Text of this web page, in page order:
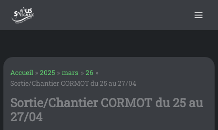
principal
contenu
Accueil 2025 mars
26
Sortie/Chantier CORMOT du 25 au 27/04
Sortie/Chantier CORMOT du 25 au
27/04